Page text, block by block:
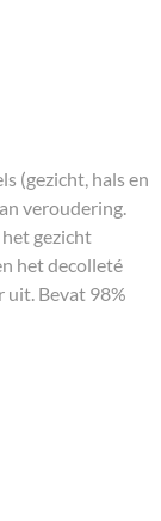
(gezicht, hals en
veroudering.
gezicht
het decolleté
uit. Bevat 98%